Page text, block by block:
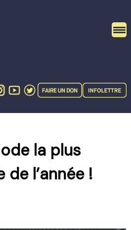
la plus
de l’année !